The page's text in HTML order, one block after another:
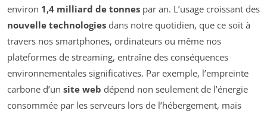
environ 1,4 milliard de tonnes par an. L’usage croissant des
nouvelle technologies dans notre quotidien, que ce soit à
travers nos smartphones, ordinateurs ou même nos
plateformes de streaming, entraîne des conséquences
environnementales significatives. Par exemple, l’empreinte
carbone d’un site web dépend non seulement de l’énergie
consommée par les serveurs lors de l’hébergement, mais